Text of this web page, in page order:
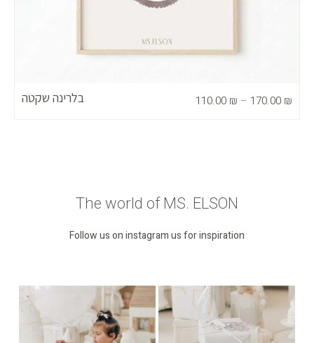
בלרינה שקטה 110.00 ₪ – 170.00 ₪
The world of MS. ELSON
Follow us on instagram us for inspiration